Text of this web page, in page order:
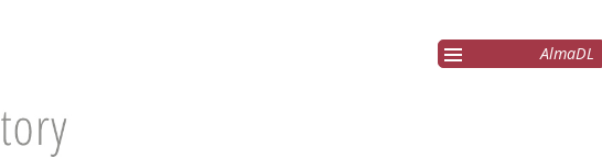
AlmaDL